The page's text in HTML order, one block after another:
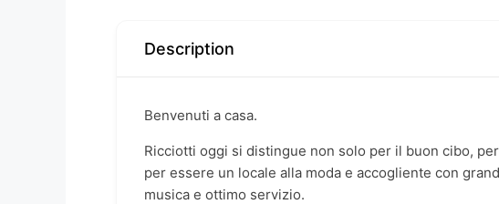
Description
Benvenuti a casa.
Ricciotti oggi si distingue non solo per il buon cibo,
per essere un locale alla moda e accogliente con
musica e ottimo servizio.